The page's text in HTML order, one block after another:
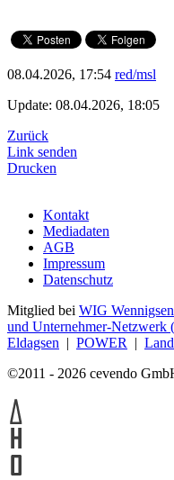
08.04.2026, 17:54 red/msl
Update: 08.04.2026, 18:05
Zurück
Link senden
Drucken
Kontakt
Mediadaten
AGB
Impressum
Datenschutz
Mitglied bei WIG Wennigsen
und Unternehmer-
Eldagsen | POWER |
©2011 - 2026 cevendo